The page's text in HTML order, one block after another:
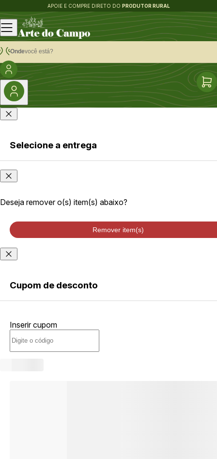
APOIE E COMPRE DIRETO DO PRODUTOR RURAL
Ondevocê está?
Faça login
ou cadastre-
se
CRIAR
CONTA
Onde
você
está?
velocidade de
entrega podem
variar de acordo
com a região
Selecione a entrega
Deseja remover o(s) item(s) abaixo?
Remover item(s)
Cupom de desconto
Inserir cupom